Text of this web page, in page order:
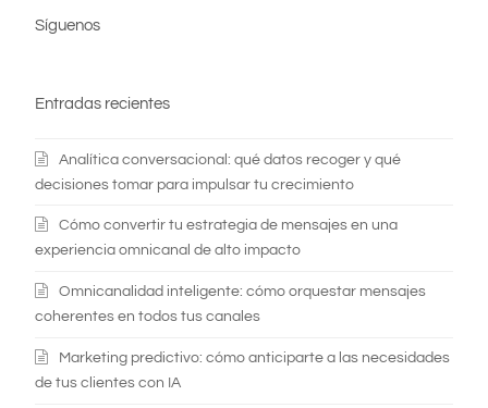
Síguenos
Entradas recientes
Analítica conversacional: qué datos recoger y qué
decisiones tomar para impulsar tu crecimiento
Cómo convertir tu estrategia de mensajes en una
experiencia omnicanal de alto impacto
Omnicanalidad inteligente: cómo orquestar mensajes
coherentes en todos tus canales
Marketing predictivo: cómo anticiparte a las necesidades
de tus clientes con IA